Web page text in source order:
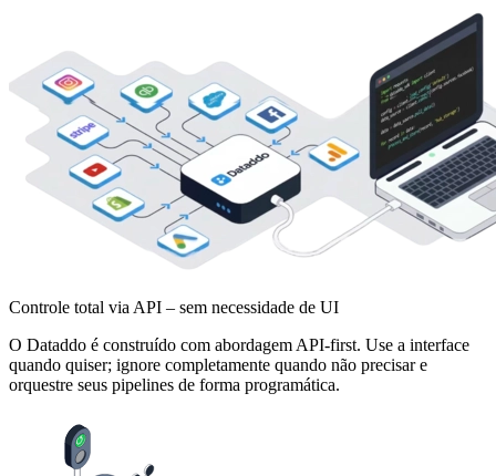
Controle total via API – sem necessidade de UI
O Dataddo é construído com abordagem API-first. Use a interface
quando quiser; ignore completamente quando não precisar e
orquestre seus pipelines de forma programática.